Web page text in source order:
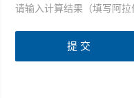
请输入计算结果（填写阿